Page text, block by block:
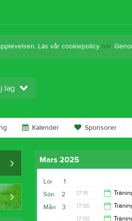
Läs vår cookiepolicy här.
lag
Kalender Sponsorer
Mars 2025
1
Lör
2
Sön 17:15
18:15
3
Mån 17:00
17:00